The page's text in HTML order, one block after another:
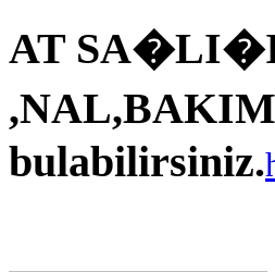
AT SA�LI�I
bulabilirsiniz.